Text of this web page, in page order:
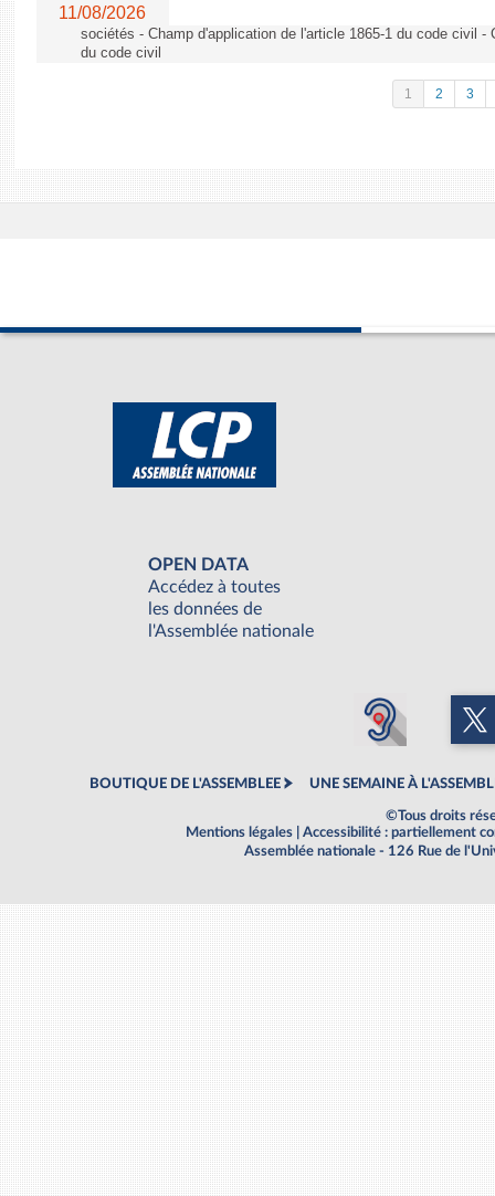
11/08/2026
sociétés - Champ d'application de l'article 1865-1 du code civil -
du code civil
1 2 3
OPEN DATA
Accédez à toutes
les données de
l'Assemblée nationale
BOUTIQUE DE L'ASSEMBLEE UNE SEMAINE À
©Tous droits
Mentions légales
Accessibilité : partiellement
Assemblée nationale - 126 Rue de